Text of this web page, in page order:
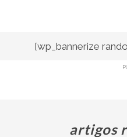
[wp_bannerize
artigos